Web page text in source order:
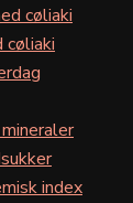
cøliaki
cøliaki
index